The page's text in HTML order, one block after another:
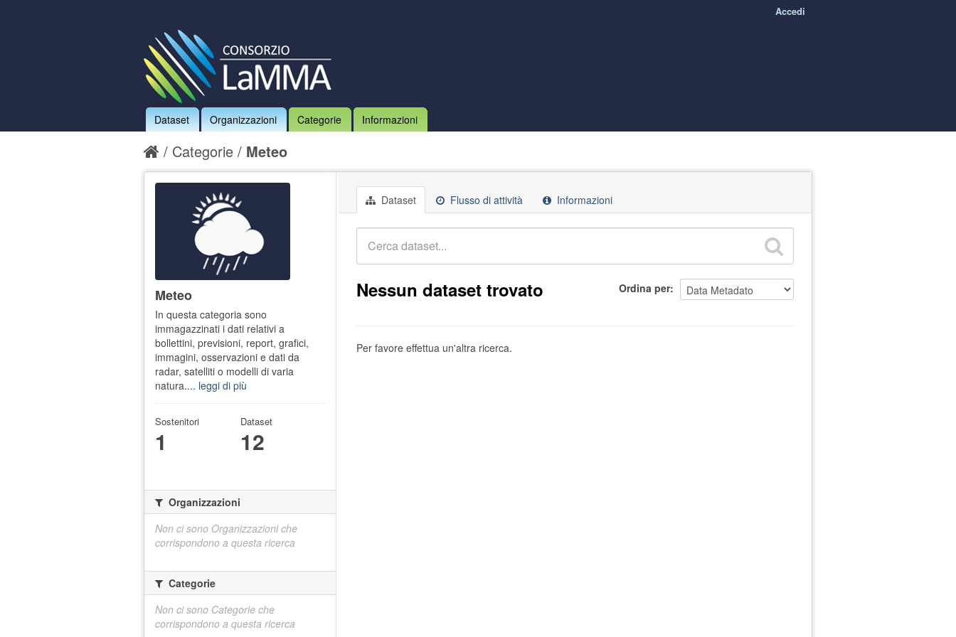
Accedi
Dataset Organizzazioni Categorie Informazioni
Categorie Meteo
Dataset Flusso di attività Informazioni
Ordina per
Nessun dataset trovato
Per favore effettua un'altra ricerca.
Meteo
In questa categoria sono
immagazzinati i dati relativi a
bollettini, previsioni, report, grafici,
immagini, osservazioni e dati da
radar, satelliti o modelli di varia
natura.... leggi di più
Sostenitori
1
Dataset
12
Organizzazioni
Non ci sono Organizzazioni che
corrispondono a questa ricerca
Categorie
Non ci sono Categorie che
corrispondono a questa ricerca